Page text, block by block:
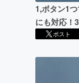
1,ボタン1
にも対応！
ポスト